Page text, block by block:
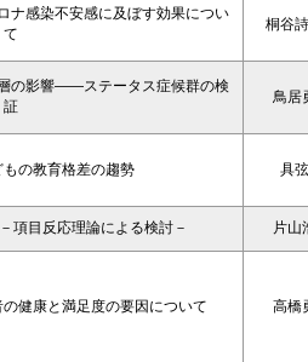
ナ感染不安感に及ぼす効果につい
て
桐谷
の影響――ステータス症候群の検
証
鳥居
の教育格差の趨勢 具
目反応理論による検討－ 片山
健康と満足度の要因について 高橋